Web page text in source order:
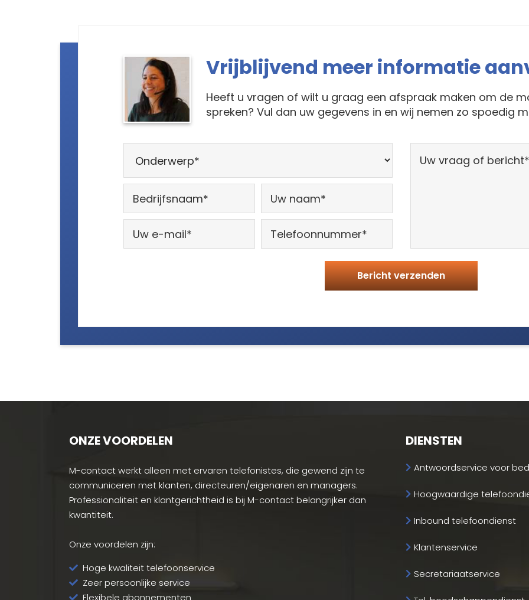
Vrijblijvend meer informatie
Heeft u vragen of wilt u graag een afspraak maken om de
spreken? Vul dan uw gegevens in en wij nemen zo spoedig
ONZE VOORDELEN
M-contact werkt alleen met ervaren telefonistes, die gewend zijn te
communiceren met klanten, directeuren/eigenaren en managers.
Professionaliteit en klantgerichtheid is bij M-contact belangrijker dan
kwantiteit.
Onze voordelen zijn:
Hoge kwaliteit telefoonservice
Zeer persoonlijke service
Flexibele abonnementen
DIENSTEN
Antwoordservice voor
Hoogwaardige
Inbound telefoondienst
Klantenservice
Secretariaatservice